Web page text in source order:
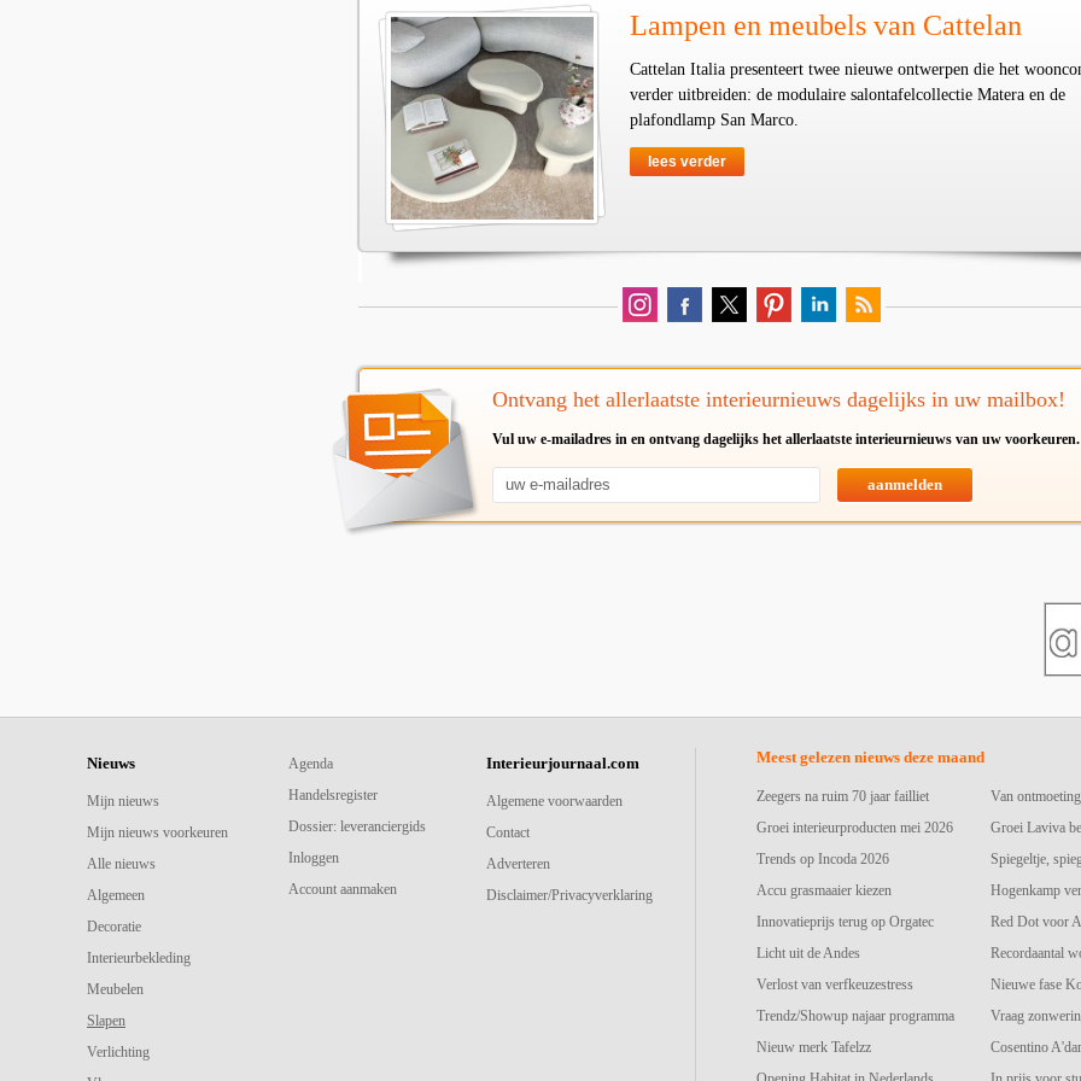
Lampen en meubels van Cattelan
Cattelan Italia presenteert twee nieuwe ontwerpen die het
verder uitbreiden: de modulaire salontafelcollectie Matera en de
plafondlamp San Marco.
lees verder
Ontvang het allerlaatste interieurnieuws dagelijks in uw mailbox!
Vul uw e-mailadres in en ontvang dagelijks het allerlaatste interieurnieuws van uw voorkeuren.
aanmelden
Nieuws
Mijn nieuws
Mijn nieuws voorkeuren
Alle nieuws
Algemeen
Decoratie
Interieurbekleding
Meubelen
Slapen
Verlichting
Agenda
Handelsregister
Dossier: leveranciergids
Inloggen
Account aanmaken
Interieurjournaal.com
Algemene voorwaarden
Contact
Adverteren
Disclaimer/Privacyverklaring
Meest gelezen nieuws deze maand
Zeegers na ruim 70 jaar failliet
Groei interieurproducten mei 2026
Trends op Incoda 2026
Accu grasmaaier kiezen
Innovatieprijs terug op Orgatec
Licht uit de Andes
Verlost van verfkeuzestress
Trendz/Showup najaar programma
Nieuw merk Tafelzz
Van
Groei Laviva
Spiegeltje,
Hogenkamp
Red Dot voor
Recordaantal
Nieuwe fase
Vraag
Cosentino